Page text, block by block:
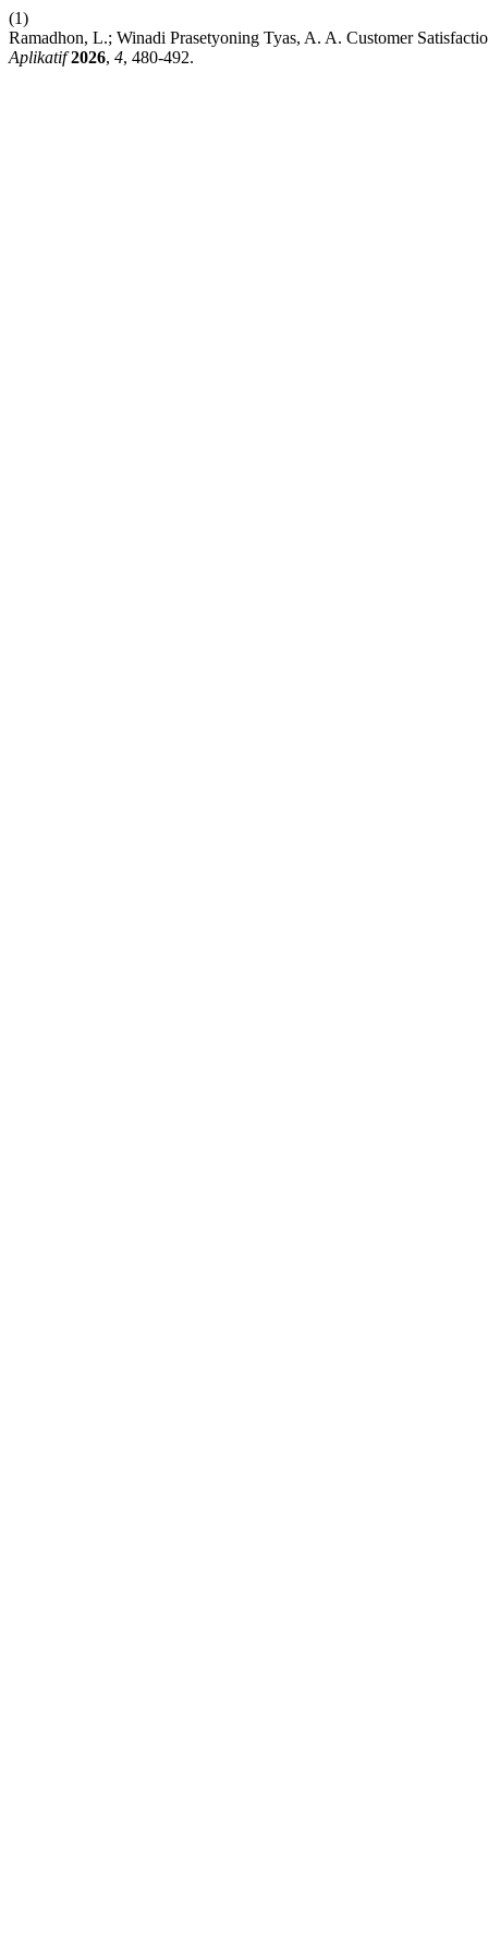
(1)
Ramadhon, L.; Winadi Prasetyoning Tyas, A. A. Customer
Aplikatif 2026, 4, 480-492.